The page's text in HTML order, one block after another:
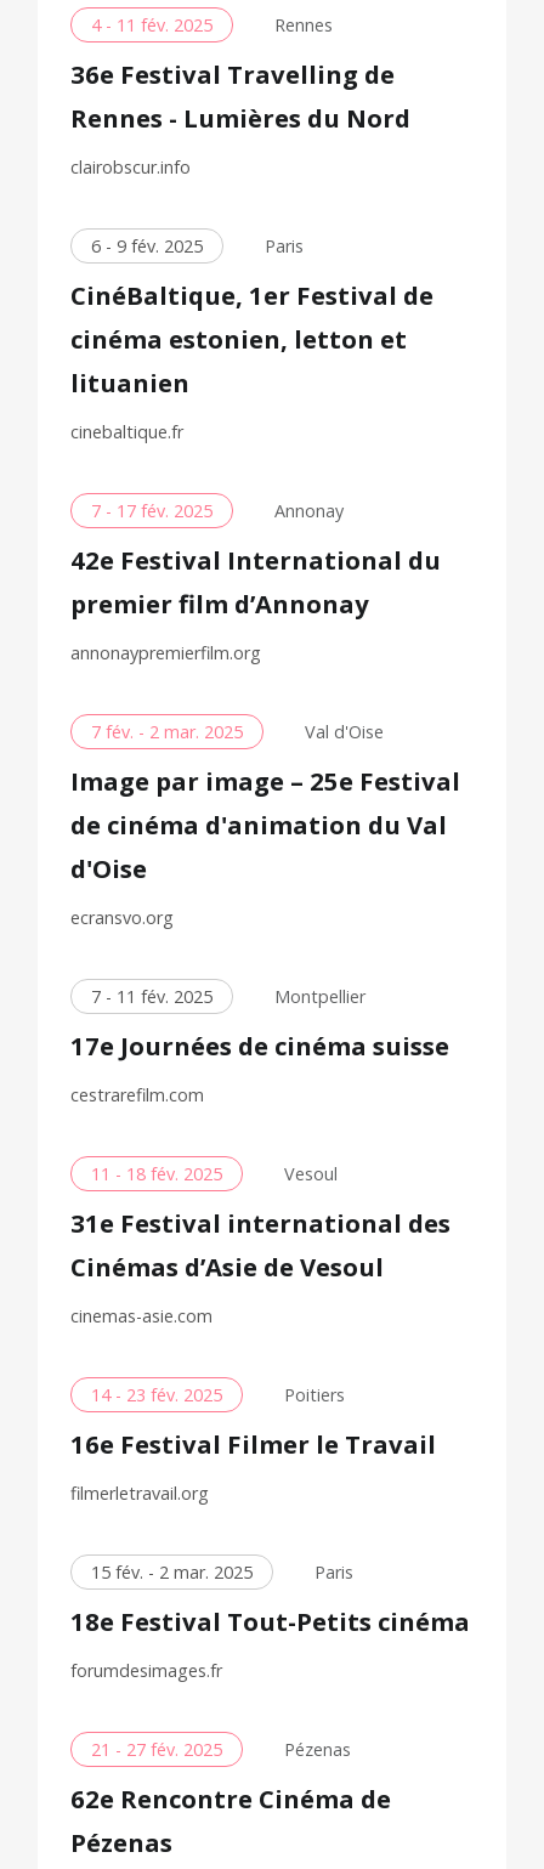
4 - 11 fév. 2025 Rennes
36e Festival Travelling de
Rennes - Lumières du Nord
clairobscur.info
6 - 9 fév. 2025 Paris
CinéBaltique, 1er Festival de
cinéma estonien, letton et
lituanien
cinebaltique.fr
7 - 17 fév. 2025 Annonay
42e Festival International du
premier film d’Annonay
annonaypremierfilm.org
7 fév. - 2 mar. 2025 Val d'Oise
Image par image – 25e Festival
de cinéma d'animation du Val
d'Oise
ecransvo.org
7 - 11 fév. 2025 Montpellier
17e Journées de cinéma suisse
cestrarefilm.com
11 - 18 fév. 2025 Vesoul
31e Festival international des
Cinémas d’Asie de Vesoul
cinemas-asie.com
14 - 23 fév. 2025 Poitiers
16e Festival Filmer le Travail
filmerletravail.org
15 fév. - 2 mar. 2025 Paris
18e Festival Tout-Petits cinéma
forumdesimages.fr
21 - 27 fév. 2025 Pézenas
62e Rencontre Cinéma de
Pézenas